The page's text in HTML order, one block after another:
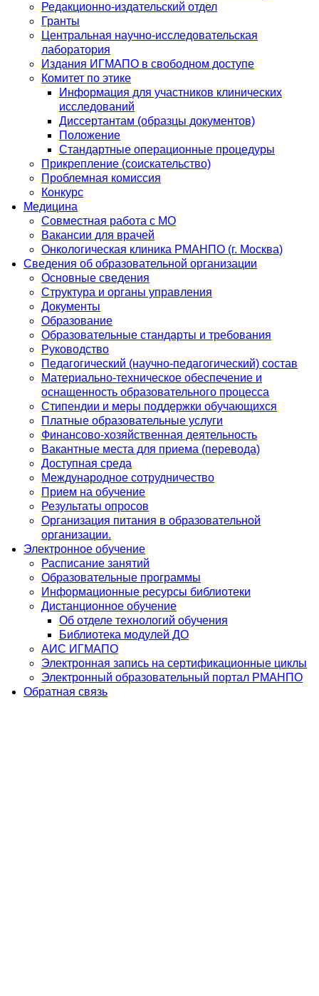
Редакционно-издательский отдел
Гранты
Центральная научно-исследовательская
лаборатория
Издания ИГМАПО в свободном доступе
Комитет по этике
Информация для участников клинических
исследований
Диссертантам (образцы документов)
Положение
Стандартные операционные процедуры
Прикрепление (соискательство)
Проблемная комиссия
Конкурс
Медицина
Совместная работа с МО
Вакансии для врачей
Онкологическая клиника РМАНПО (г. Москва)
Сведения об образовательной организации
Основные сведения
Структура и органы управления
Документы
Образование
Образовательные стандарты и требования
Руководство
Педагогический (научно-педагогический) состав
Материально-техническое обеспечение и
оснащенность образовательного процесса
Стипендии и меры поддержки обучающихся
Платные образовательные услуги
Финансово-хозяйственная деятельность
Вакантные места для приема (перевода)
Доступная среда
Международное сотрудничество
Прием на обучение
Результаты опросов
Организация питания в образовательной
организации.
Электронное обучение
Расписание занятий
Образовательные программы
Информационные ресурсы библиотеки
Дистанционное обучение
Об отделе технологий обучения
Библиотека модулей ДО
АИС ИГМАПО
Электронная запись на сертификационные циклы
Электронный образовательный портал РМАНПО
Обратная связь